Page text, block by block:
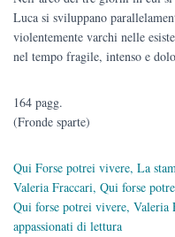
Luca si sviluppano
violentemente varchi nelle
nel tempo fragile, intenso e
164 pagg.
(Fronde sparte)
Qui Forse potrei vivere, La
Valeria Fraccari, Qui forse
Qui forse potrei vivere,
appassionati di lettura